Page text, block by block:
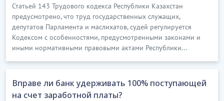
Статьей 143 Трудового кодекса Республики Казахстан
предусмотрено, что труд государственных служащих,
депутатов Парламента и маслихатов, судей регулируется
Кодексом с особенностями, предусмотренными законами и
иными нормативными правовыми актами Республики...
Вправе ли банк удерживать 100% поступающей
на счет заработной платы?